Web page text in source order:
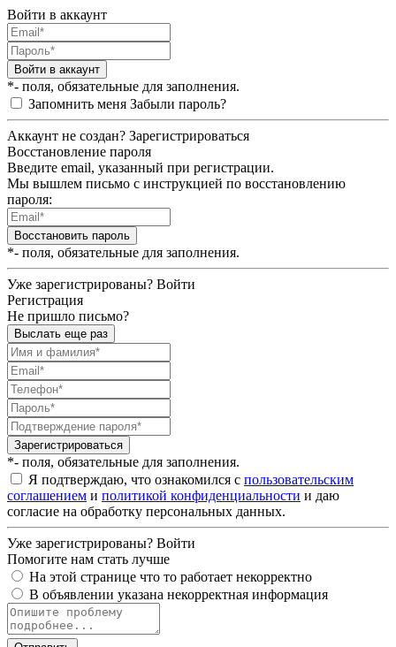
Войти в аккаунт
Войти в аккаунт
*- поля, обязательные для заполнения.
Запомнить меня Забыли пароль?
Аккаунт не создан? Зарегистрироваться
Восстановление пароля
Введите email, указанный при регистрации.
Мы вышлем письмо с инструкцией по восстановлению
пароля:
Восстановить пароль
*- поля, обязательные для заполнения.
Уже зарегистрированы? Войти
Регистрация
Не пришло письмо?
Выслать еще раз
Зарегистрироваться
*- поля, обязательные для заполнения.
Я подтверждаю, что ознакомился с пользовательским
соглашением и политикой конфиденциальности и даю
согласие на обработку персональных данных.
Уже зарегистрированы? Войти
Помогите нам стать лучше
На этой странице что то работает некорректно
В объявлении указана некорректная информация